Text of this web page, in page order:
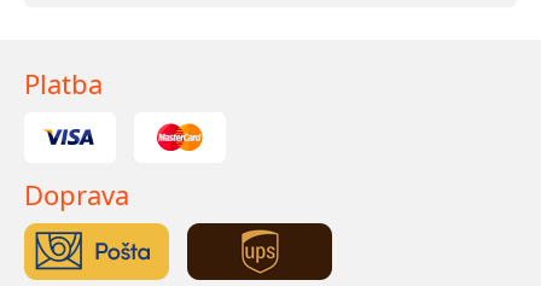
Platba
Doprava